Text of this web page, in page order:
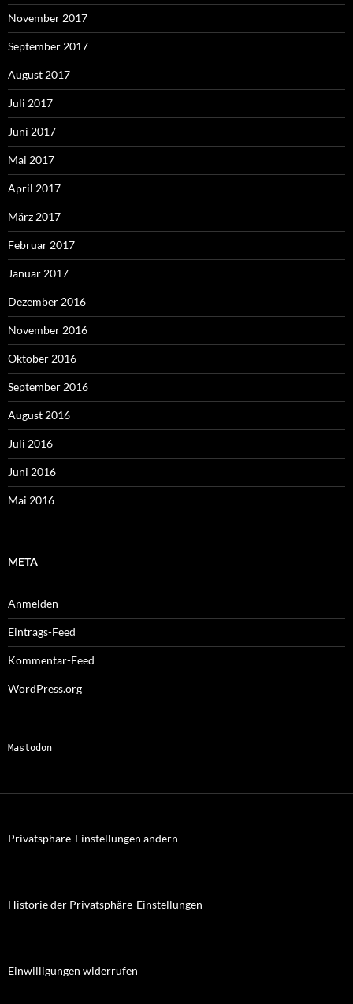
November 2017
September 2017
August 2017
Juli 2017
Juni 2017
Mai 2017
April 2017
März 2017
Februar 2017
Januar 2017
Dezember 2016
November 2016
Oktober 2016
September 2016
August 2016
Juli 2016
Juni 2016
Mai 2016
META
Anmelden
Eintrags-Feed
Kommentar-Feed
WordPress.org
Mastodon
Privatsphäre-Einstellungen ändern
Historie der Privatsphäre-Einstellungen
Einwilligungen widerrufen